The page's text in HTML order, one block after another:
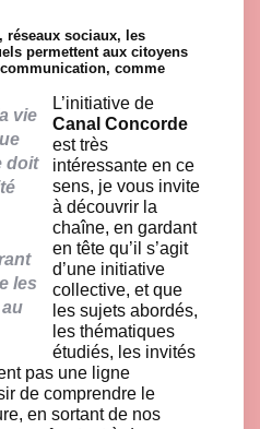
cookies and load this content
réseaux sociaux, les
permettent aux citoyens
comme
vie
doit
les
L’initiative de
Canal Concorde
est très
intéressante en ce
sens, je vous invite
à découvrir la
chaîne, en gardant
en tête qu’il s’agit
d’une initiative
collective, et que
les sujets abordés,
les thématiques
étudiés, les invités
pas une ligne
de comprendre le
en sortant de nos